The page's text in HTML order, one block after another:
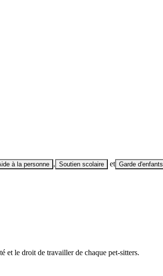
à la personne , Soutien scolaire et Garde d'enfants
et le droit de travailler de chaque pet-sitters.